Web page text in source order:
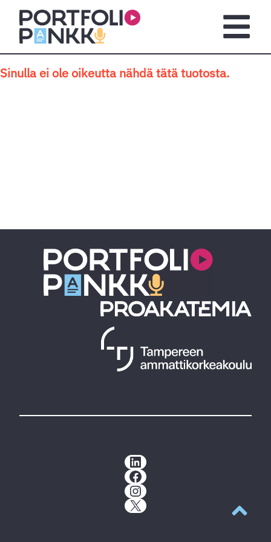
Siirry sisältöön
Sinulla ei ole oikeutta nähdä tätä tuotosta.
LinkedIn
Facebook
Instagram
X
Takaisin